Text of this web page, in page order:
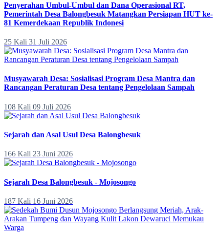
Penyerahan Umbul-Umbul dan Dana Operasional RT,
Pemerintah Desa Balongbesuk Matangkan Persiapan HUT ke-
81 Kemerdekaan Republik Indonesi
25 Kali 31 Juli 2026
Musyawarah Desa: Sosialisasi Program Desa Mantra dan
Rancangan Peraturan Desa tentang Pengelolaan Sampah
108 Kali 09 Juli 2026
Sejarah dan Asal Usul Desa Balongbesuk
166 Kali 23 Juni 2026
Sejarah Desa Balongbesuk - Mojosongo
187 Kali 16 Juni 2026